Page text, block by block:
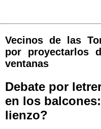
Vecinos de las
por proyectarlos
ventanas
Debate por
en los
lienzo?